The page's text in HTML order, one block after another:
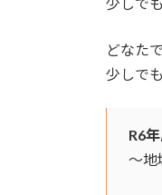
どなた
少しで
R6
～地